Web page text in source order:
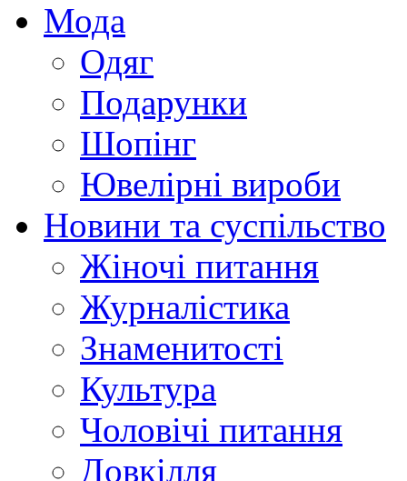
Мода
Одяг
Подарунки
Шопінг
Ювелірні вироби
Новини та суспільство
Жіночі питання
Журналістика
Знаменитості
Культура
Чоловічі питання
Довкілля